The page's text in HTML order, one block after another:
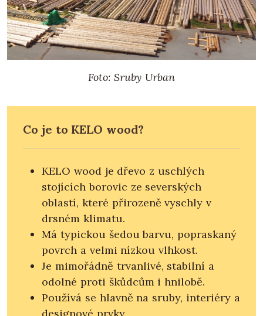
Foto: Sruby Urban
Co je to KELO wood?
KELO wood je dřevo z uschlých
stojících borovic ze severských
oblastí, které přirozeně vyschly v
drsném klimatu.
Má typickou šedou barvu, popraskaný
povrch a velmi nízkou vlhkost.
Je mimořádně trvanlivé, stabilní a
odolné proti škůdcům i hnilobě.
Používá se hlavně na sruby, interiéry a